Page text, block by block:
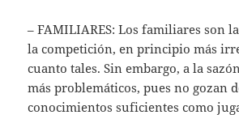
– FAMILIARES: Los familiares son
la competición, en principio más
cuanto tales. Sin embargo, a la
más problemáticos, pues no gozan
conocimientos suficientes como